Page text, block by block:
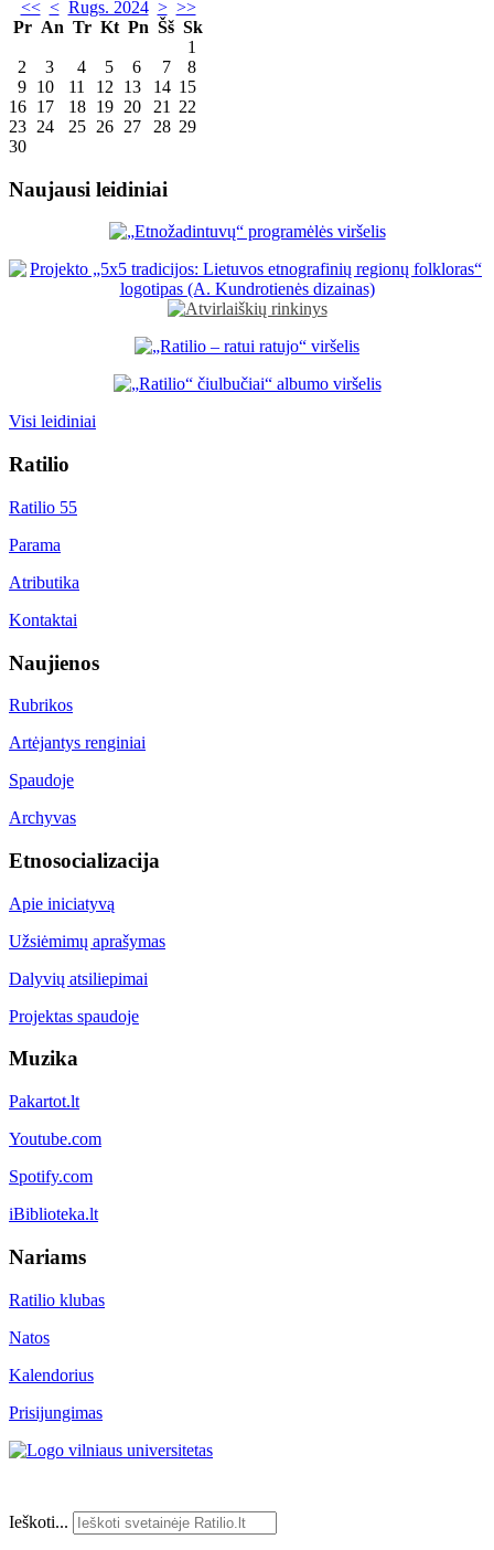
<< < Rugs. 2024 > >>
Pr An Tr Kt Pn Šš Sk
1
2
3 4 5 6 7
8
9 10 11 12 13 14 15
16 17 18 19 20 21
22
23 24 25 26 27 28 29
30
Naujausi leidiniai
Visi leidiniai
Ratilio
Ratilio 55
Parama
Atributika
Kontaktai
Naujienos
Rubrikos
Artėjantys renginiai
Spaudoje
Archyvas
Etnosocializacija
Apie iniciatyvą
Užsiėmimų aprašymas
Dalyvių atsiliepimai
Projektas spaudoje
Muzika
Pakartot.lt
Youtube.com
Spotify.com
iBiblioteka.lt
Nariams
Ratilio klubas
Natos
Kalendorius
Prisijungimas
Ieškoti...